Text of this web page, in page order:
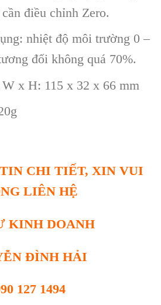
điều chỉnh Zero.
nhiệt độ môi trường 0 –
đối không quá 70%.
x H: 115 x 32 x 66 mm
CHI TIẾT, XIN VUI
LIÊN HỆ
KINH DOANH
ĐÌNH HẢI
127 1494